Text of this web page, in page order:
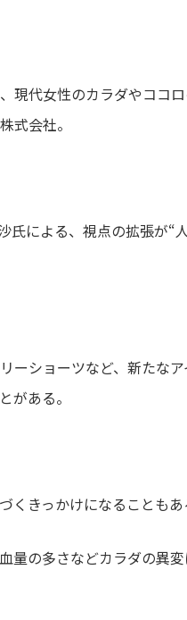
現代女性のカラダやココ
式会社。
氏による、視点の拡張が“
ーショーツなど、新たな
がある。
くきっかけになることも
量の多さなどカラダの異